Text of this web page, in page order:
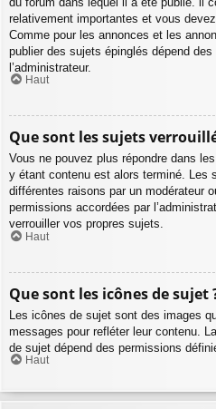
relativement importantes et vous
Comme pour les annonces et les
publier des sujets épinglés dépend
l’administrateur.
Haut
Que sont les sujets
Vous ne pouvez plus répondre dans
y étant contenu est alors terminé. Les
différentes raisons par un modérateur
permissions accordées par
verrouiller vos propres sujets.
Haut
Que sont les icônes de sujet
Les icônes de sujet sont des images
messages pour refléter leur contenu.
de sujet dépend des permissions
Haut